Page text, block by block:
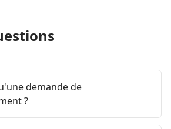
demande de
?